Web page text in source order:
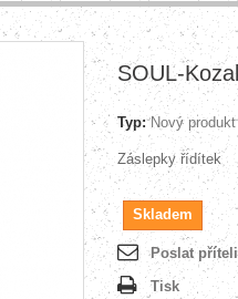
SOUL-
Typ: Nový produkt
Záslepky řídítek
Skladem
Poslat příteli
Tisk